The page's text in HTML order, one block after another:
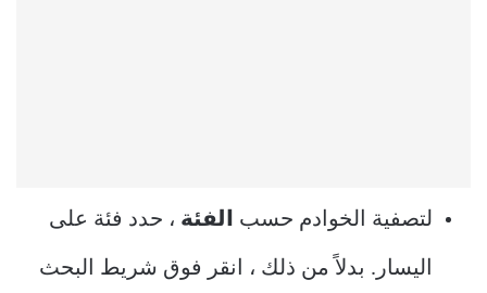
لتصفية الخوادم حسب الفئة ، حدد فئة على
اليسار. بدلاً من ذلك ، انقر فوق شريط البحث